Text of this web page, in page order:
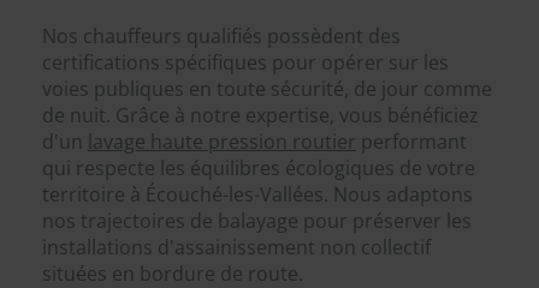
Nos chauffeurs qualifiés possèdent des
certifications spécifiques pour opérer sur les
voies publiques en toute sécurité, de jour comme
de nuit. Grâce à notre expertise, vous bénéficiez
d'un lavage haute pression routier performant
qui respecte les équilibres écologiques de votre
territoire à Écouché-les-Vallées. Nous adaptons
nos trajectoires de balayage pour préserver les
installations d'assainissement non collectif
situées en bordure de route.